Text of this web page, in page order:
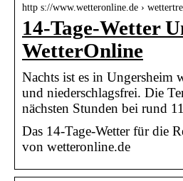
http s://www.wetteronline.de ›
14-Tage-Wetter
WetterOnline
Nachts ist es in Ungersheim
und niederschlagsfrei. Die
nächsten Stunden bei rund
Das 14-Tage-Wetter für die
von wetteronline.de